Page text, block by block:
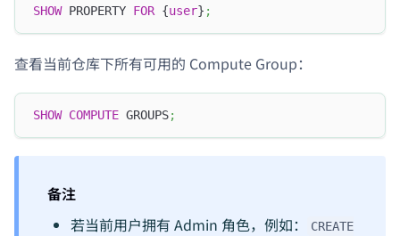
SHOW PROPERTY FOR {user} ;
查看当前仓库下所有可用的 Compute Group：
SHOW COMPUTE GROUPS;
备注
若当前用户拥有 Admin 角色，例如：
CREATE